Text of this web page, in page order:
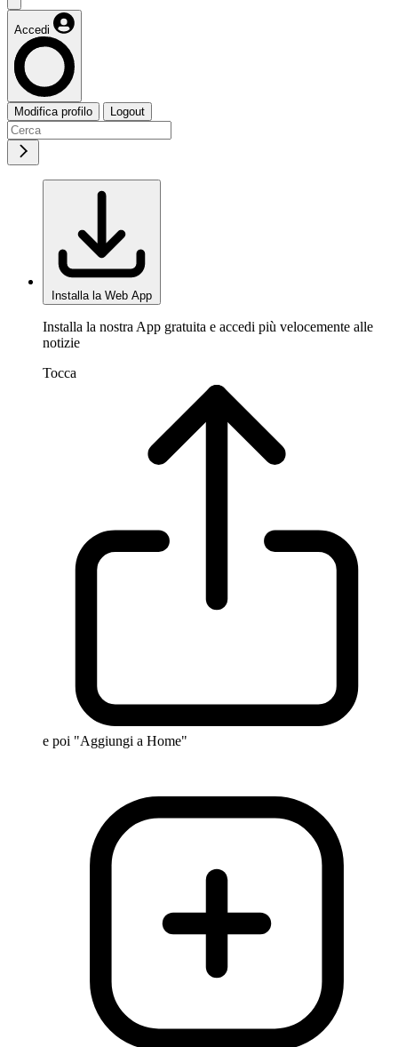
Accedi
Modifica profilo Logout
Installa la Web App
Installa la nostra App gratuita e accedi più velocemente alle
notizie
Tocca
e poi "Aggiungi a Home"